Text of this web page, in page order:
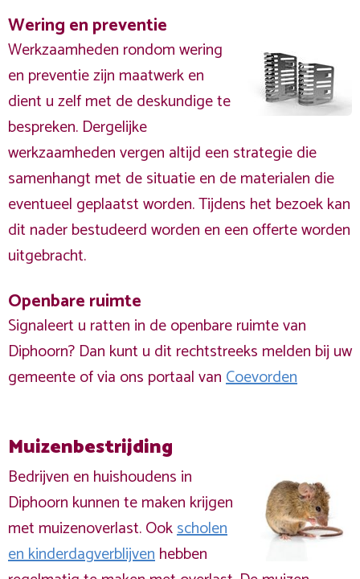
Wering en preventie
Werkzaamheden rondom wering
en preventie zijn maatwerk en
dient u zelf met de deskundige te
bespreken. Dergelijke
werkzaamheden vergen altijd een strategie die
samenhangt met de situatie en de materialen die
eventueel geplaatst worden. Tijdens het bezoek kan
dit nader bestudeerd worden en een offerte worden
uitgebracht.
Openbare ruimte
Signaleert u ratten in de openbare ruimte van
Diphoorn? Dan kunt u dit rechtstreeks melden bij uw
gemeente of via ons portaal vanCoevorden
Muizenbestrijding
Bedrijven en huishoudens in
Diphoorn kunnen te maken krijgen
met muizenoverlast. Ookscholen
en kinderdagverblijvenhebben